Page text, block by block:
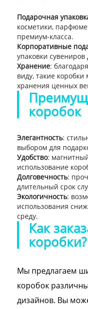
Подарочная
косметики,
премиум-класса.
Корпоративные
упаковки
Хранение:
виду, такие коробки
хранения ценных
коробок
Элегантность:
выбором для
Удобство:
использование
Долговечность:
длительный срок
Экологичность:
использования
среду.
Как
коробки?
Мы предлагаем
коробок
дизайнов. Вы